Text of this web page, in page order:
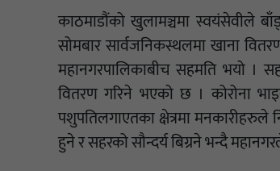
काठमाडौंको खुलामञ्चमा स्वयंसेवीले
सोमबार सार्वजनिकस्थलमा खाना
महानगरपालिकाबीच सहमति भयो ।
वितरण गरिने भएको छ । कोरोना
पशुपतिलगाएतका क्षेत्रमा
हुने र सहरको सौन्दर्य बिग्रने भन्दै